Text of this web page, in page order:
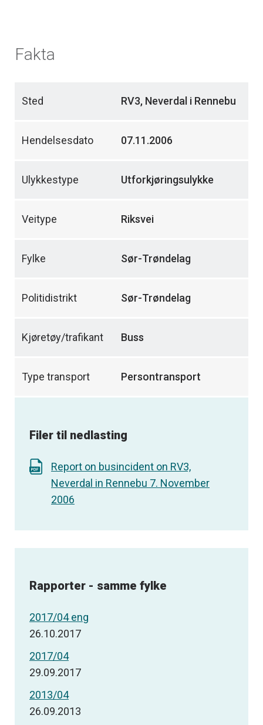
Fakta
Sted RV3, Neverdal i Rennebu
Hendelsesdato 07.11.2006
Ulykkestype Utforkjøringsulykke
Veitype Riksvei
Fylke Sør-Trøndelag
Politidistrikt Sør-Trøndelag
Kjøretøy/trafikant Buss
Type transport Persontransport
Filer til nedlasting
Report on busincident on RV3,
Neverdal in Rennebu 7. November
2006
Rapporter - samme fylke
2017/04 eng
26.10.2017
2017/04
29.09.2017
2013/04
26.09.2013